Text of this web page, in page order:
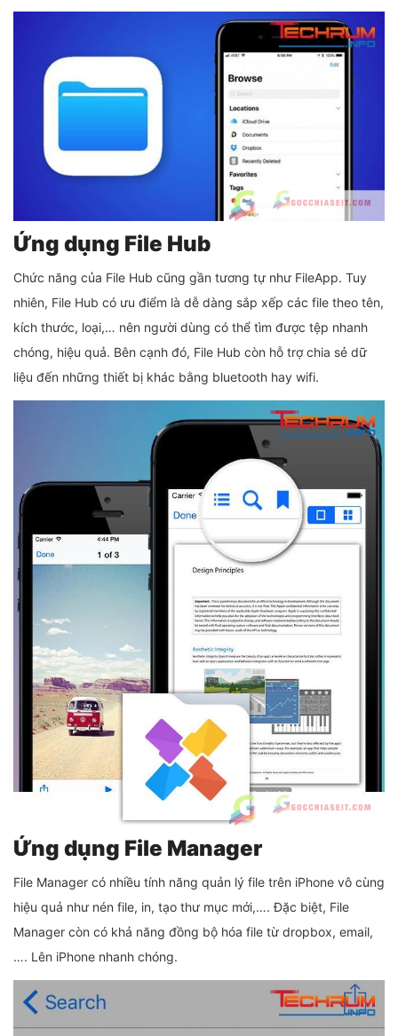
Ứng dụng File Hub
Chức năng của File Hub cũng gần tương tự như FileApp. Tuy
nhiên, File Hub có ưu điểm là dễ dàng sắp xếp các file theo tên,
kích thước, loại,… nên người dùng có thể tìm được tệp nhanh
chóng, hiệu quả. Bên cạnh đó, File Hub còn hỗ trợ chia sẻ dữ
liệu đến những thiết bị khác bằng bluetooth hay wifi.
Ứng dụng File Manager
File Manager có nhiều tính năng quản lý file trên iPhone vô cùng
hiệu quả như nén file, in, tạo thư mục mới,…. Đặc biệt, File
Manager còn có khả năng đồng bộ hóa file từ dropbox, email,
…. Lên iPhone nhanh chóng.